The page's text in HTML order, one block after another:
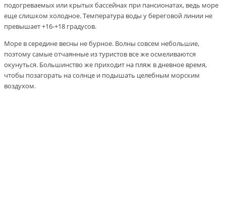
подогреваемых или крытых бассейнах при пансионатах, ведь море
еще слишком холодное. Температура воды у береговой линии не
превышает +16-+18 градусов.
Море в середине весны не бурное. Волны совсем небольшие,
поэтому самые отчаянные из туристов все же осмеливаются
окунуться. Большинство же приходит на пляж в дневное время,
чтобы позагорать на солнце и подышать целебным морским
воздухом.